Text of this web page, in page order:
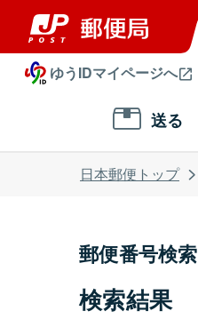
ゆうIDマイページへ
送る
日本郵便トップ
郵便番号検索
検索結果